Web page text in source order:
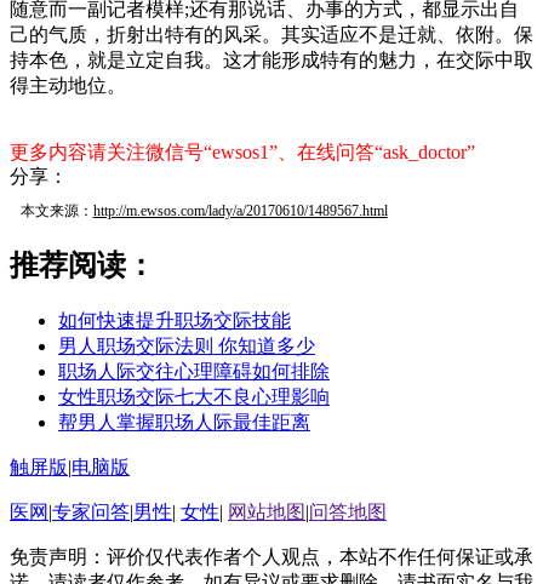
随意而一副记者模样;还有那说话、办事的方式，都显示出自
己的气质，折射出特有的风采。其实适应不是迁就、依附。保
持本色，就是立定自我。这才能形成特有的魅力，在交际中取
得主动地位。
更多内容请关注微信号“ewsos1”、在线问答“ask_doctor”
分享：
本文来源： http://m.ewsos.com/lady/a/20170610/1489567.html
推荐阅读：
如何快速提升职场交际技能
男人职场交际法则 你知道多少
职场人际交往心理障碍如何排除
女性职场交际七大不良心理影响
帮男人掌握职场人际最佳距离
触屏版|电脑版
医网 |专家问答|男性| 女性| 网站地图 |问答地图
免责声明：评价仅代表作者个人观点，本站不作任何保证或承